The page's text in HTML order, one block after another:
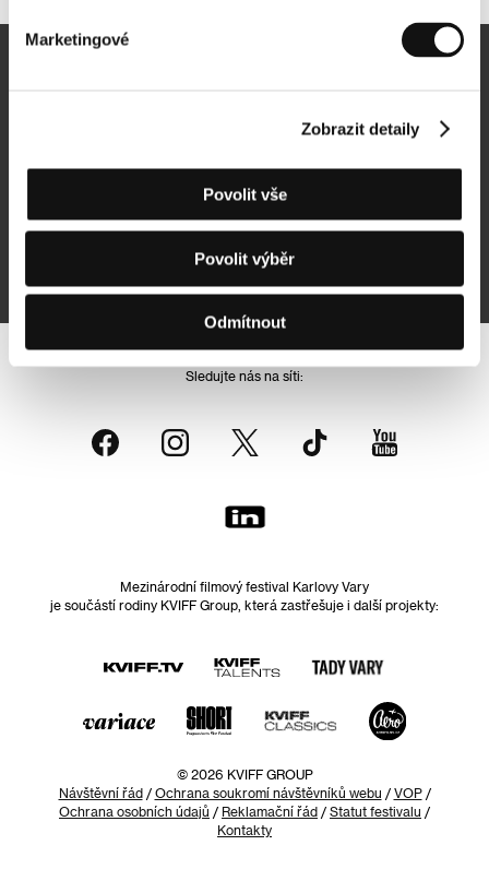
Marketingové
Zobrazit detaily
Povolit vše
Povolit výběr
Odmítnout
Přihlásit se k odběru
zpracováním osobních údajů
Sledujte nás na síti:
Mezinárodní filmový festival Karlovy Vary
je součástí rodiny KVIFF Group, která zastřešuje i další projekty:
© 2026 KVIFF GROUP
Návštěvní řád/ Ochrana soukromí návštěvníků webu / VOP/
Ochrana osobních údajů / Reklamační řád / Statut festivalu /
Kontakty